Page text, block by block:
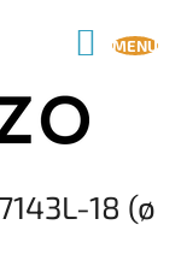
KOSÁR
18 (ø